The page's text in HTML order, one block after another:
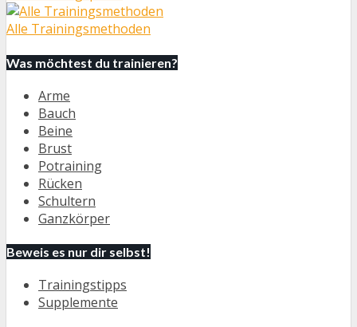
Alle Trainingsmethoden
Was möchtest du trainieren?
Arme
Bauch
Beine
Brust
Potraining
Rücken
Schultern
Ganzkörper
Beweis es nur dir selbst!
Trainingstipps
Supplemente